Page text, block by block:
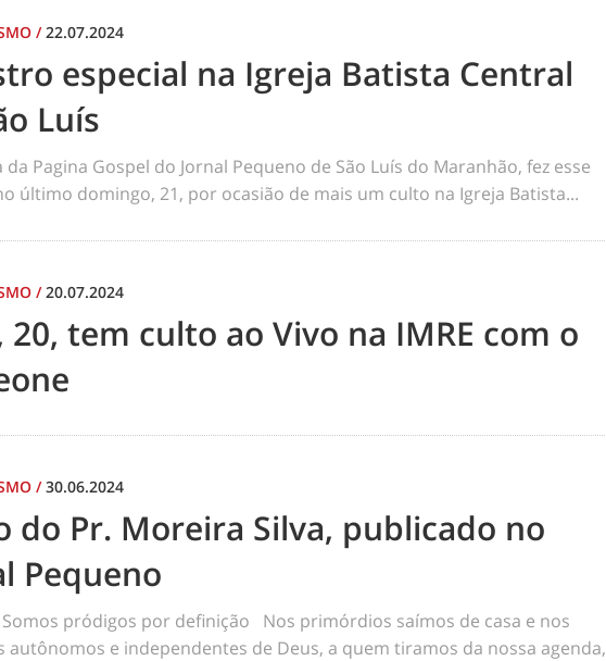
/22.07.2024
especial na Igreja Batista Central
Luís
Pagina Gospel do Jornal Pequeno de São Luís do Maranhão, fez esse
último domingo, 21, por ocasião de mais um culto na Igreja Batista...
/20.07.2024
20, tem culto ao Vivo na IMRE com o
/30.06.2024
do Pr. Moreira Silva, publicado no
Pequeno
Somos pródigos por definição Nos primórdios saímos de casa e nos
autônomos e independentes de Deus, a quem tiramos da nossa agenda,